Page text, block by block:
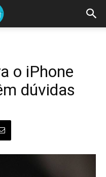
o iPhone
dúvidas